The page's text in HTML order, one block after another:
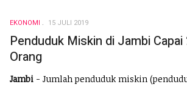
EKONOMI 15 JULI 2019
Penduduk Miskin di Jambi Capai
Orang
Jambi - Jumlah penduduk miskin